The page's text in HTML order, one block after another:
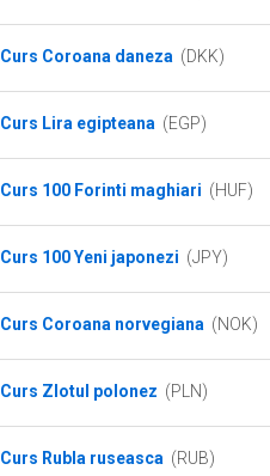
Curs Coroana daneza (DKK)
Curs Lira egipteana (EGP)
Curs 100 Forinti maghiari (HUF)
Curs 100 Yeni japonezi (JPY)
Curs Coroana norvegiana (NOK)
Curs Zlotul polonez (PLN)
Curs Rubla ruseasca (RUB)